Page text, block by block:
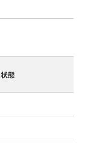
状態